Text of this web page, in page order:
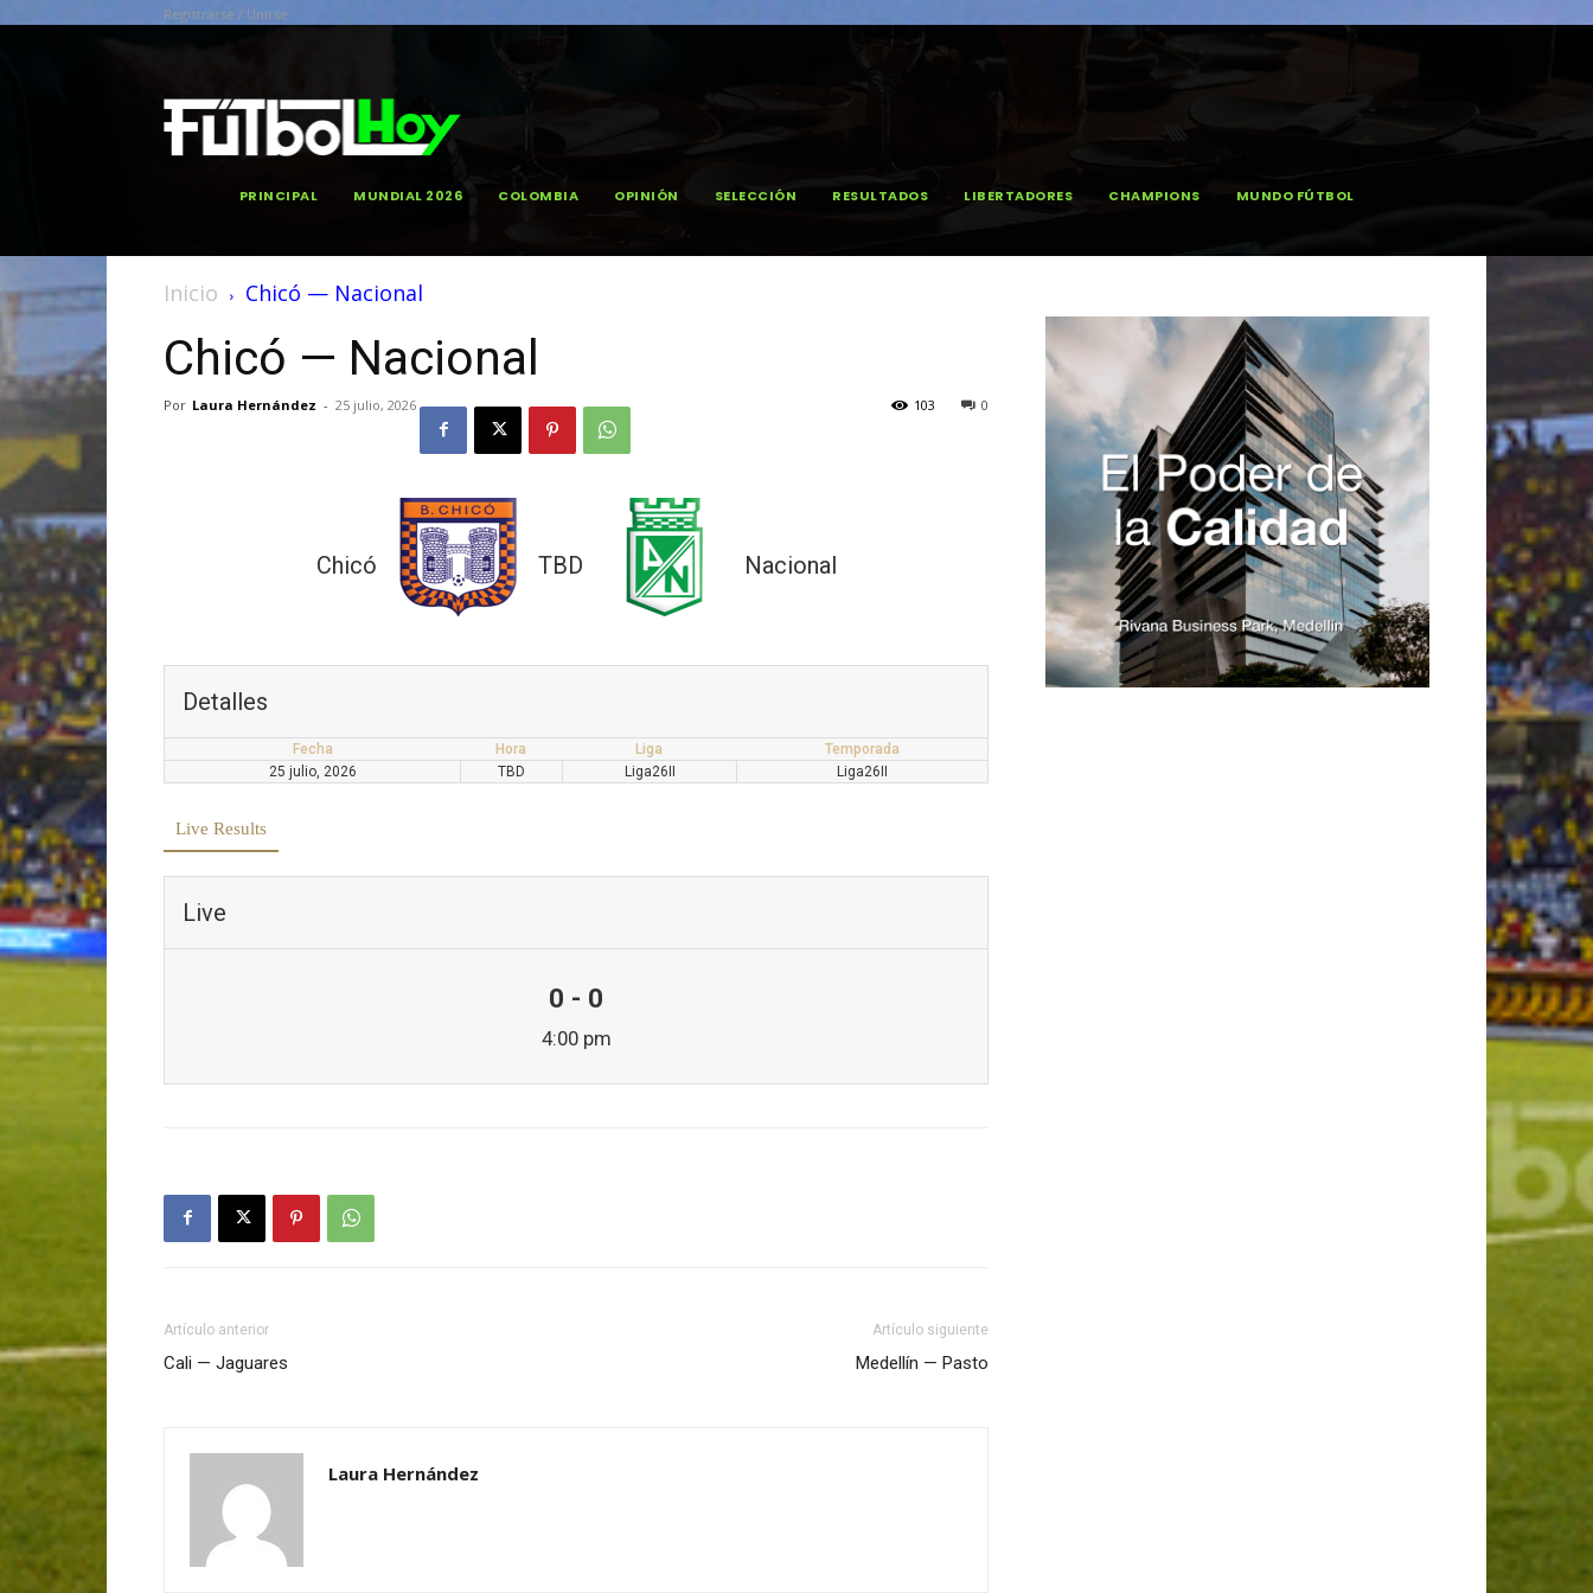
Registrarse / Unirse
PRINCIPAL MUNDIAL 2026 COLOMBIA OPINIÓN SELECCIÓN RESULTADOS LIBERTADORES CHAMPIONS MUNDO FÚTBOL
Inicio Chicó — Nacional
Chicó — Nacional
Por Laura Hernández - 25 julio, 2026 0
103
Chicó TBD Nacional
Detalles
Fecha Hora Liga
Temporada
25 julio, 2026
TBD Liga26II Liga26II
Live Results
Live
0 - 0
4:00 pm
Artículo anterior
Cali — Jaguares
Artículo siguiente
Medellín — Pasto
Laura Hernández